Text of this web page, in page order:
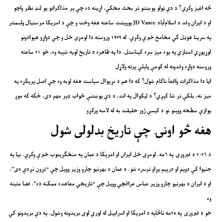
څه اغېز وکړي؟ د دې ټولو پوښتنو تر بحث مخکې، اړینه ده چې پر مذاکراتو یو لنډ نظر واچو
یوویشت ساعتههغه وخت و چې د امریکا مرستیال ولسمشر JD Vance او د ایران وفد د اسلام‌آباد
په سرینا هوټل کې مخامخ خبرې وکړې. له ۱۹۷۹ وروسته دا لومړی ځل و چې دواړو هېوادونو
لوړپوړي استازي په یوه مېز سره کېناستل. دا په ظاهره د تاریخ لویه شېبه وه، خو ۲۱ ساعته
وروسته دواړه وفدونه له کومې پایلې پرته ولاړل
ایا دا مذاکرات واقعاً ناکام شول؟ که دا هم د نړیوال سیاست هغه لوبه وه چې اصل پرېکړه په
میز نه، بلکې تر شا کېږي؟ د لیکوال په اند، د دې پوښتنې ځواب ډېر مهم دی، ځکه که موږ
یوازې سطحه ووینو نو د کیسې ژور حقیقت به له لاسه ورکړو
هغه څو اونۍ چې تاریخ بدلولی شول
د ۲۰۲۶ د فبرورۍ په ۶مه، لومړی ځل ایران او امریکا د عمان په منځګړیتوب خبرې وکړې. بیا په
جنیوا کې دویم او درېیم پړاو ترسره شو. د عمان د بهرنیو چارو وزیر وویل چې “تړون نږدې دی”،
او د ایران د بهرنیو چارو وزیر عباس عراقچي وویل چې “تاریخي معاهده ممکنه ده”. فضا مثبته
وه
خو د فبرورۍ په ۲۸مه ناڅاپه د امریکا او اسراییل له لوري لوی بریدونه وشول. په دې بریدونو کې